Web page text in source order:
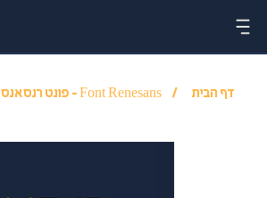
דף הבית / Font Renesans - פונט רנסאנס